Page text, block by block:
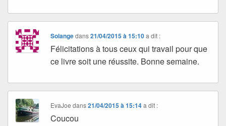
Solangedans21/04/2015 à 15:10 a dit :
Félicitations à tous ceux qui travail pour que
ce livre soit une réussite. Bonne semaine.
EvaJoe dans21/04/2015 à 15:14 a dit :
Coucou